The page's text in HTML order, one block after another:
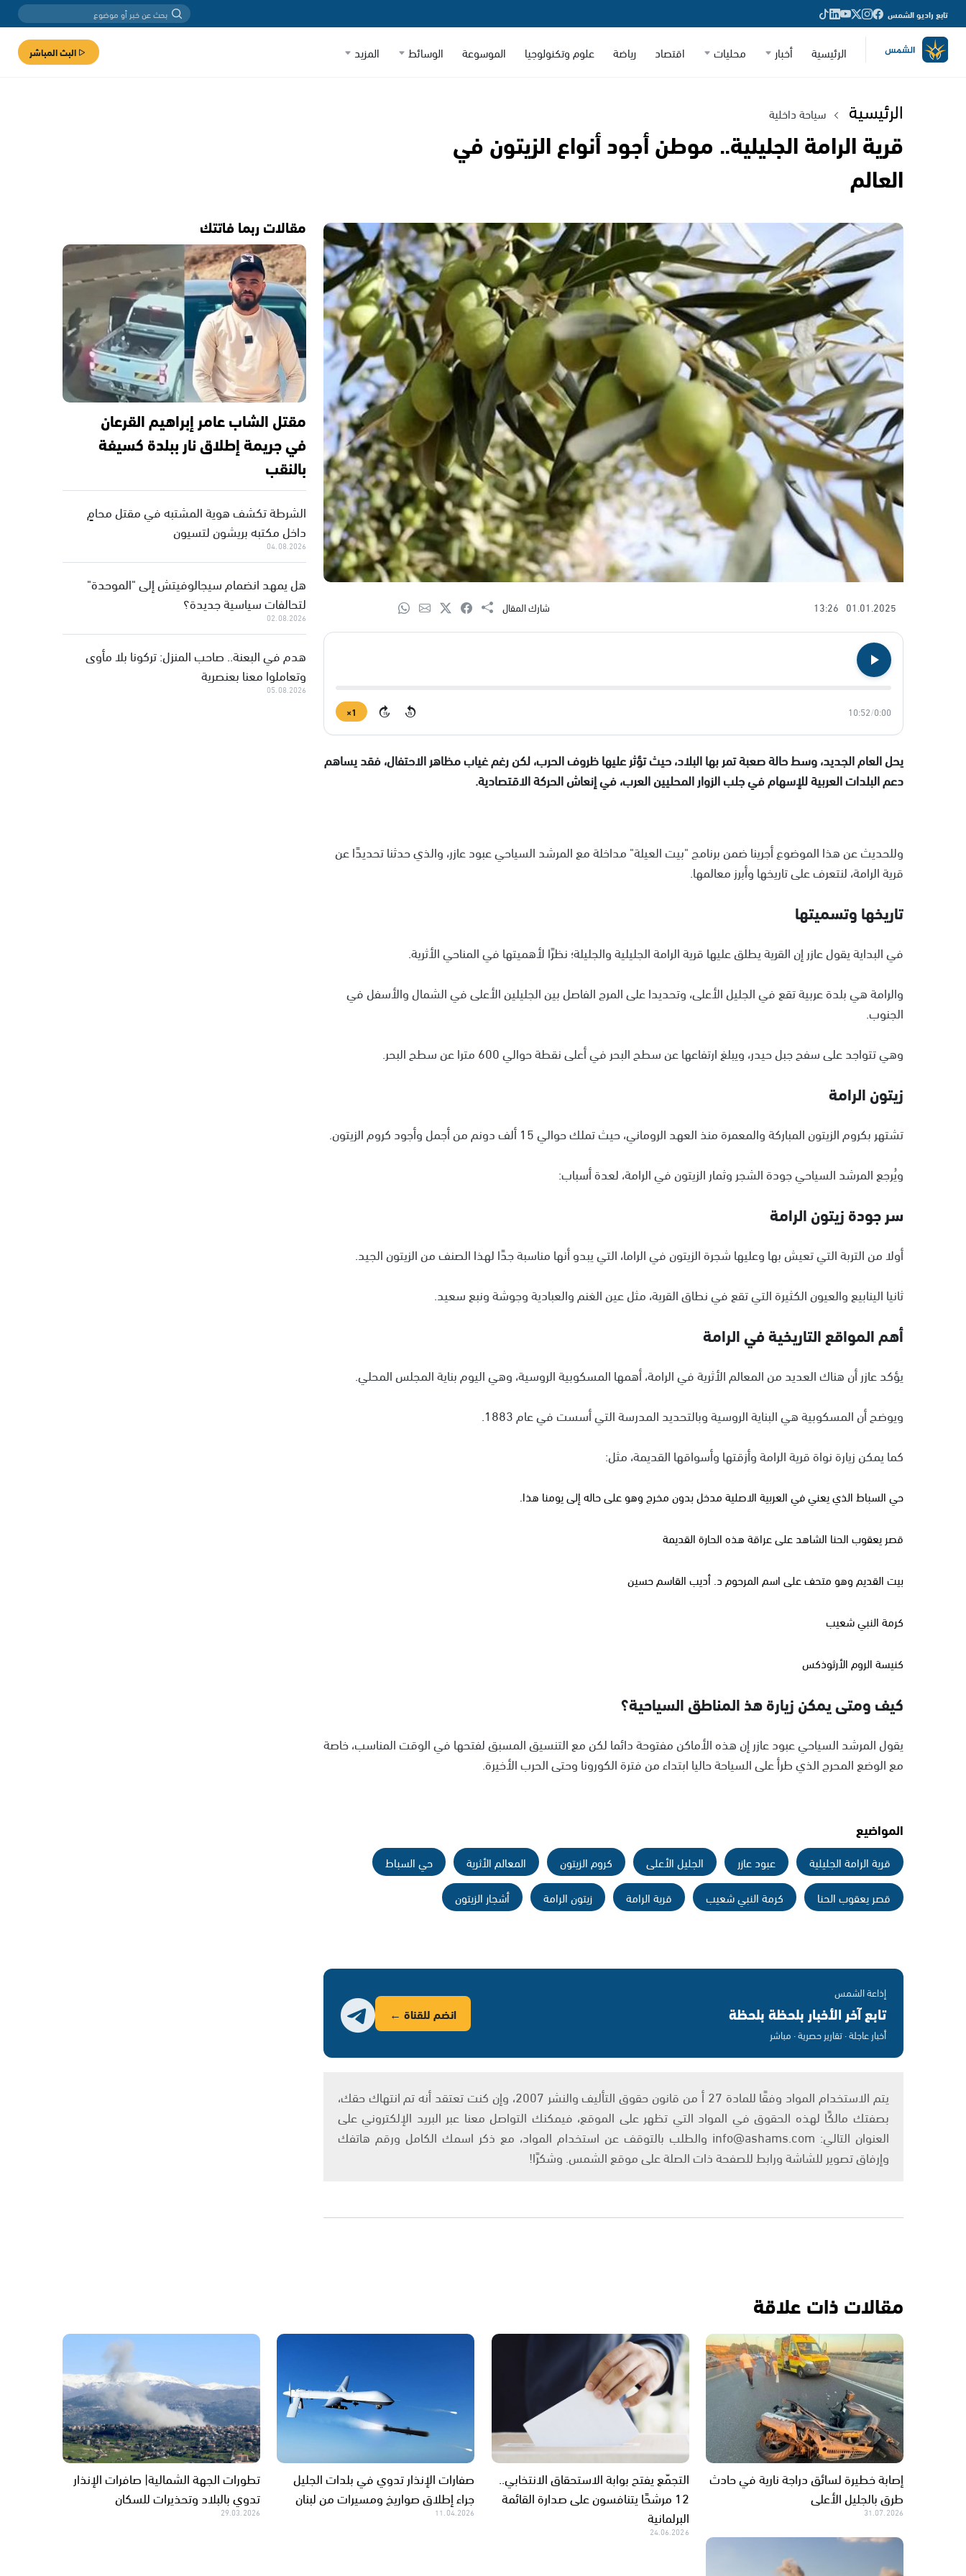
تابع راديو الشمس
الرئيسية أخبار محليات اقتصاد رياضة علوم وتكنولوجيا الموسوعة الوسائط المزيد البث المباشر
الرئيسية سياحة داخلية
قرية الرامة الجليلية.. موطن أجود أنواع الزيتون في
العالم
01.01.2025
13:26 شارك المقال
0:00
/
10:52
15
15
1×
يحل العام الجديد، وسط حالة صعبة تمر بها البلاد، حيث تؤثر عليها ظروف الحرب، لكن رغم غياب مظاهر الاحتفال، فقد يساهم
دعم البلدات العربية للإسهام في جلب الزوار المحليين العرب، في إنعاش الحركة الاقتصادية.
وللحديث عن هذا الموضوع أجرينا ضمن برنامج "بيت العيلة" مداخلة مع المرشد السياحي عبود عازر، والذي حدثنا تحديدًا عن
قرية الرامة، لنتعرف على تاريخها وأبرز معالمها.
تاريخها وتسميتها
في البداية يقول عازر إن القرية يطلق عليها قرية الرامة الجليلية والجليلة؛ نظرًا لأهميتها في المناحي الأثرية.
والرامة هي بلدة عربية تقع في الجليل الأعلى، وتحديدا على المرج الفاصل بين الجليلين الأعلى في الشمال والأسفل في
الجنوب.
وهي تتواجد على سفح جبل حيدر، ويبلغ ارتفاعها عن سطح البحر في أعلى نقطة حوالي 600 مترا عن سطح البحر.
زيتون الرامة
تشتهر بكروم الزيتون المباركة والمعمرة منذ العهد الروماني، حيث تملك حوالي 15 ألف دونم من أجمل وأجود كروم الزيتون.
ويُرجع المرشد السياحي جودة الشجر وثمار الزيتون في الرامة، لعدة أسباب:
سر جودة زيتون الرامة
أولا من التربة التي تعيش بها وعليها شجرة الزيتون في الراما، التي يبدو أنها مناسبة جدًا لهذا الصنف من الزيتون الجيد.
ثانيا الينابيع والعيون الكثيرة التي تقع في نطاق القرية، مثل عين الغنم والعبادية وجوشة ونبع سعيد.
أهم المواقع التاريخية في الرامة
يؤكد عازر أن هناك العديد من المعالم الأثرية في الرامة، أهمها المسكوبية الروسية، وهي اليوم بناية المجلس المحلي.
ويوضح أن المسكوبية هي البناية الروسية وبالتحديد المدرسة التي أسست في عام 1883.
كما يمكن زيارة نواة قرية الرامة وأزقتها وأسواقها القديمة، مثل:
حي السباط الذي يعني في العربية الاصلية مدخل بدون مخرج وهو على حاله إلى يومنا هذا.
قصر يعقوب الحنا الشاهد على عراقة هذه الحارة القديمة
بيت القديم وهو متحف على اسم المرحوم د. أديب القاسم حسين
كرمة النبي شعيب
كنيسة الروم الأرثوذكس
كيف ومتى يمكن زيارة هذ المناطق السياحية؟
يقول المرشد السياحي عبود عازر إن هذه الأماكن مفتوحة دائما لكن مع التنسيق المسبق لفتحها في الوقت المناسب، خاصة
مع الوضع المحرج الذي طرأ على السياحة حاليا ابتداء من فترة الكورونا وحتى الحرب الأخيرة.
المواضيع
قرية الرامة الجليلية عبود عازر الجليل الأعلى كروم الزيتون المعالم الأثرية
حي السباط
قصر يعقوب الحنا
كرمة النبي شعيب قرية الرامة زيتون الرامة أشجار الزيتون
إذاعة الشمس
تابع آخر الأخبار بلحظة بلحظة
أخبار عاجلة · تقارير حصرية · مباشر
انضم للقناة ←
يتم الاستخدام المواد وفقًا للمادة 27 أ من قانون حقوق التأليف والنشر 2007، وإن كنت تعتقد أنه تم انتهاك حقك،
بصفتك مالكًا لهذه الحقوق في المواد التي تظهر على الموقع، فيمكنك التواصل معنا عبر البريد الإلكتروني على
العنوان التالي: info@ashams.com والطلب بالتوقف عن استخدام المواد، مع ذكر اسمك الكامل ورقم هاتفك
وإرفاق تصوير للشاشة ورابط للصفحة ذات الصلة على موقع الشمس. وشكرًا!
مقالات ربما فاتتك
مقتل الشاب عامر إبراهيم القرعان
في جريمة إطلاق نار ببلدة كسيفة
بالنقب
الشرطة تكشف هوية المشتبه في مقتل محامٍ
داخل مكتبه بريشون لتسيون
04.08.2026
هل يمهد انضمام سيجالوفيتش إلى "الموحدة"
لتحالفات سياسية جديدة؟
02.08.2026
هدم في البعنة.. صاحب المنزل: تركونا بلا مأوى
وتعاملوا معنا بعنصرية
05.08.2026
مقالات ذات علاقة
إصابة خطيرة لسائق دراجة نارية في حادث
طرق بالجليل الأعلى
31.07.2026
التجمّع يفتح بوابة الاستحقاق الانتخابي..
12 مرشحًا يتنافسون على صدارة القائمة
البرلمانية
24.06.2026
صفارات الإنذار تدوي في بلدات الجليل
جراء إطلاق صواريخ ومسيرات من لبنان
11.04.2026
تطورات الجهة الشمالية| صافرات الإنذار
تدوي بالبلاد وتحذيرات للسكان
29.03.2026